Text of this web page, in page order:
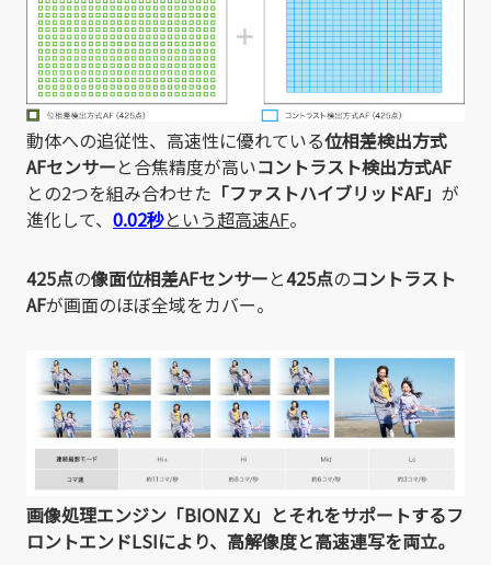
動体への追従性、高速性に優れている位相差検出方式
AFセンサーと合焦精度が高いコントラスト検出方式AF
との2つを組み合わせた 「ファストハイブリッドAF」 が
進化して、 0.02秒という超高速AF。
425点の像面位相差AFセンサーと425点のコントラスト
AFが画面のほぼ全域をカバー。
画像処理エンジン「BIONZ X」とそれをサポートするフ
ロントエンドLSIにより、高解像度と高速連写を両立。